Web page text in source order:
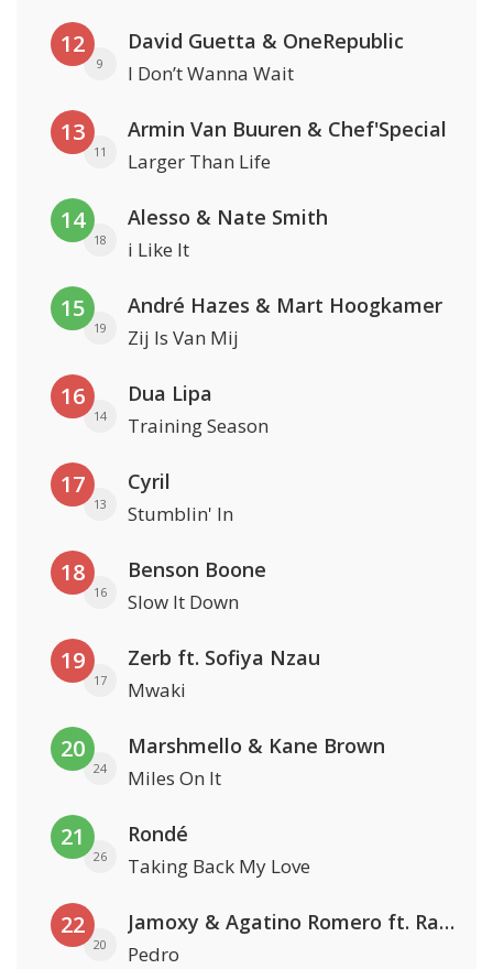
12
9
David Guetta & OneRepublic
I Don’t Wanna Wait
13
11
Armin Van Buuren & Chef'Special
Larger Than Life
14
18
Alesso & Nate Smith
i Like It
15
19
André Hazes & Mart Hoogkamer
Zij Is Van Mij
16
14
Dua Lipa
Training Season
17
13
Cyril
Stumblin' In
18
16
Benson Boone
Slow It Down
19
17
Zerb ft. Sofiya Nzau
Mwaki
20
24
Marshmello & Kane Brown
Miles On It
21
26
Rondé
Taking Back My Love
22
20
Jamoxy & Agatino Romero ft. Raffaella Carrà
Pedro